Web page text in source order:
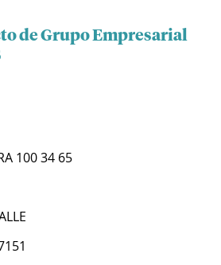
de Grupo Empresarial
100 34 65